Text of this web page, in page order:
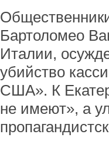
Бартоломео
Италии,
убийство
США». К
не имеют», а